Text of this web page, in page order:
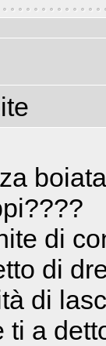
di
di
di
a